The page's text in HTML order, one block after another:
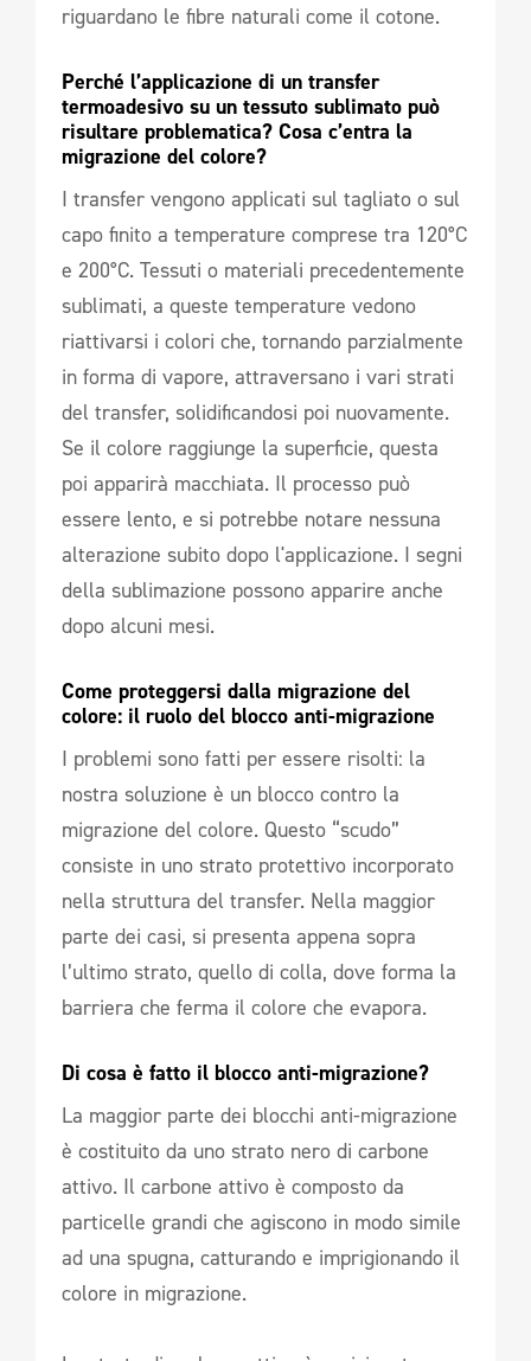
riguardano le fibre naturali come il cotone.
Perché l’applicazione di un transfer
termoadesivo su un tessuto sublimato può
risultare problematica? Cosa c’entra la
migrazione del colore?
I transfer vengono applicati sul tagliato o sul
capo finito a temperature comprese tra 120°C
e 200°C. Tessuti o materiali precedentemente
sublimati, a queste temperature vedono
riattivarsi i colori che, tornando parzialmente
in forma di vapore, attraversano i vari strati
del transfer, solidificandosi poi nuovamente.
Se il colore raggiunge la superficie, questa
poi apparirà macchiata. Il processo può
essere lento, e si potrebbe notare nessuna
alterazione subito dopo l'applicazione. I segni
della sublimazione possono apparire anche
dopo alcuni mesi.
Come proteggersi dalla migrazione del
colore: il ruolo del blocco anti-migrazione
I problemi sono fatti per essere risolti: la
nostra soluzione è un blocco contro la
migrazione del colore. Questo “scudo”
consiste in uno strato protettivo incorporato
nella struttura del transfer. Nella maggior
parte dei casi, si presenta appena sopra
l’ultimo strato, quello di colla, dove forma la
barriera che ferma il colore che evapora.
Di cosa è fatto il blocco anti-migrazione?
La maggior parte dei blocchi anti-migrazione
è costituito da uno strato nero di carbone
attivo. Il carbone attivo è composto da
particelle grandi che agiscono in modo simile
ad una spugna, catturando e imprigionando il
colore in migrazione.